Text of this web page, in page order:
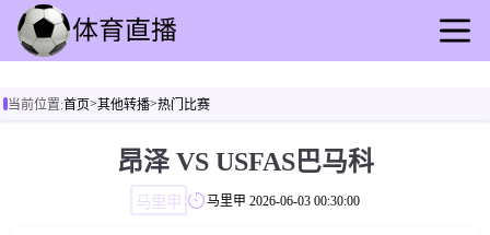
足球直播
当前位置:首页>其他转播>热门比赛
昂泽 VS USFAS巴马科
马里甲 马里甲 2026-06-03 00:30:00